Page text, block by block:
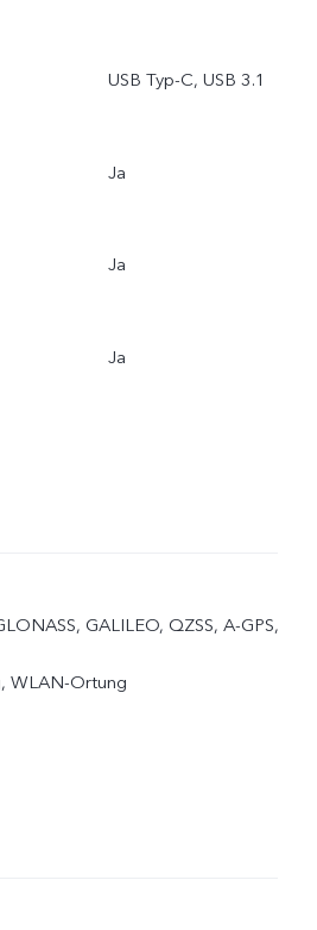
USB Typ-C, USB 3.1
Ja
Ja
Ja
GALILEO, QZSS, A-GPS,
WLAN-Ortung